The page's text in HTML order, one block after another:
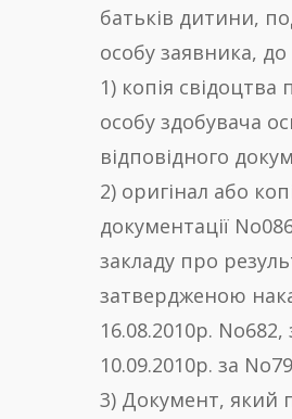
батьків дитини,
особу заявника,
1) копія
особу здобувача
відповідного
2) оригінал або
документації
закладу про
затвердженою
16.08.2010р.
10.09.2010р. за
3) Документ, який